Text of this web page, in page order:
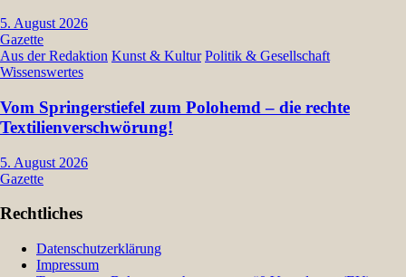
5. August 2026
Gazette
Aus der Redaktion Kunst & Kultur Politik & Gesellschaft
Wissenswertes
Vom Springerstiefel zum Polohemd – die rechte
Textilienverschwörung!
5. August 2026
Gazette
Rechtliches
Datenschutzerklärung
Impressum